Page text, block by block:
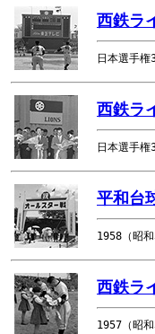
西鉄ラ
日本選手
西鉄ラ
日本選手権
平和台
1958（昭
西鉄ラ
1957（昭